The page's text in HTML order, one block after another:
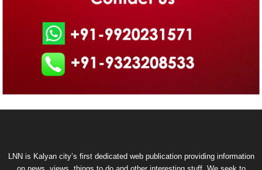
LNN is Kalyan city’s first dedicated web publication providing information